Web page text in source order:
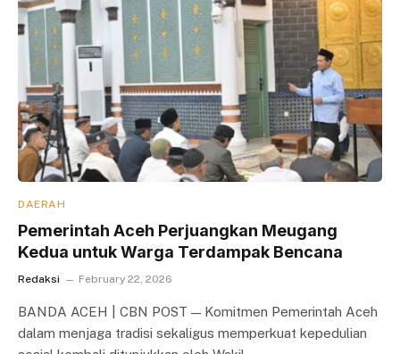
DAERAH
Pemerintah Aceh Perjuangkan Meugang
Kedua untuk Warga Terdampak Bencana
Redaksi February 22, 2026
BANDA ACEH | CBN POST — Komitmen Pemerintah Aceh
dalam menjaga tradisi sekaligus memperkuat kepedulian